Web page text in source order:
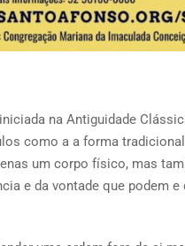
na Antiguidade
como a a forma
um corpo físico, mas
e da vontade que podem